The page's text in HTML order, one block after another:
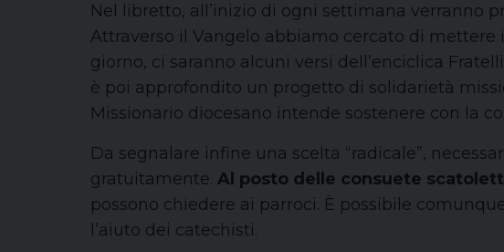
Nel libretto, all’inizio di ogni settimana verranno
Attraverso il Vangelo abbiamo cercato di
giorno, ci saranno alcuni versi dell’enciclica
è poi approfondito un progetto di solidarietà
Missionario diocesano intende sostenere con la
Da segnalare infine una scelta “radicale”,
gratuitamente. Al posto delle consuete
possono chiedere ai parroci. È possibile
l’aiuto dei catechisti.